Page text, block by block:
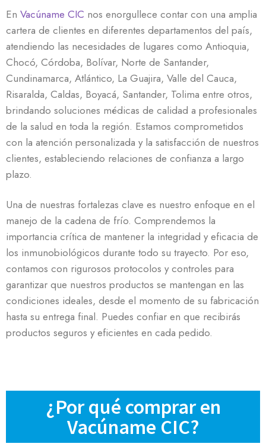
En Vacúname CIC nos enorgullece contar con una amplia
cartera de clientes en diferentes departamentos del país,
atendiendo las necesidades de lugares como Antioquia,
Chocó, Córdoba, Bolívar, Norte de Santander,
Cundinamarca, Atlántico, La Guajira, Valle del Cauca,
Risaralda, Caldas, Boyacá, Santander, Tolima entre otros,
brindando soluciones médicas de calidad a profesionales
de la salud en toda la región. Estamos comprometidos
con la atención personalizada y la satisfacción de nuestros
clientes, estableciendo relaciones de confianza a largo
plazo.
Una de nuestras fortalezas clave es nuestro enfoque en el
manejo de la cadena de frío. Comprendemos la
importancia crítica de mantener la integridad y eficacia de
los inmunobiológicos durante todo su trayecto. Por eso,
contamos con rigurosos protocolos y controles para
garantizar que nuestros productos se mantengan en las
condiciones ideales, desde el momento de su fabricación
hasta su entrega final. Puedes confiar en que recibirás
productos seguros y eficientes en cada pedido.
¿Por qué comprar en
Vacúname CIC?